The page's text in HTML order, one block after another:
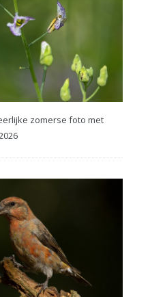
zomerse foto met